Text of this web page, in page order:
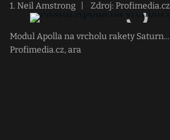
1. Neil Amstrong Zdroj: Profimedia.cz
Modul Apolla na vrcholu rakety Saturn...
Profimedia.cz, ara